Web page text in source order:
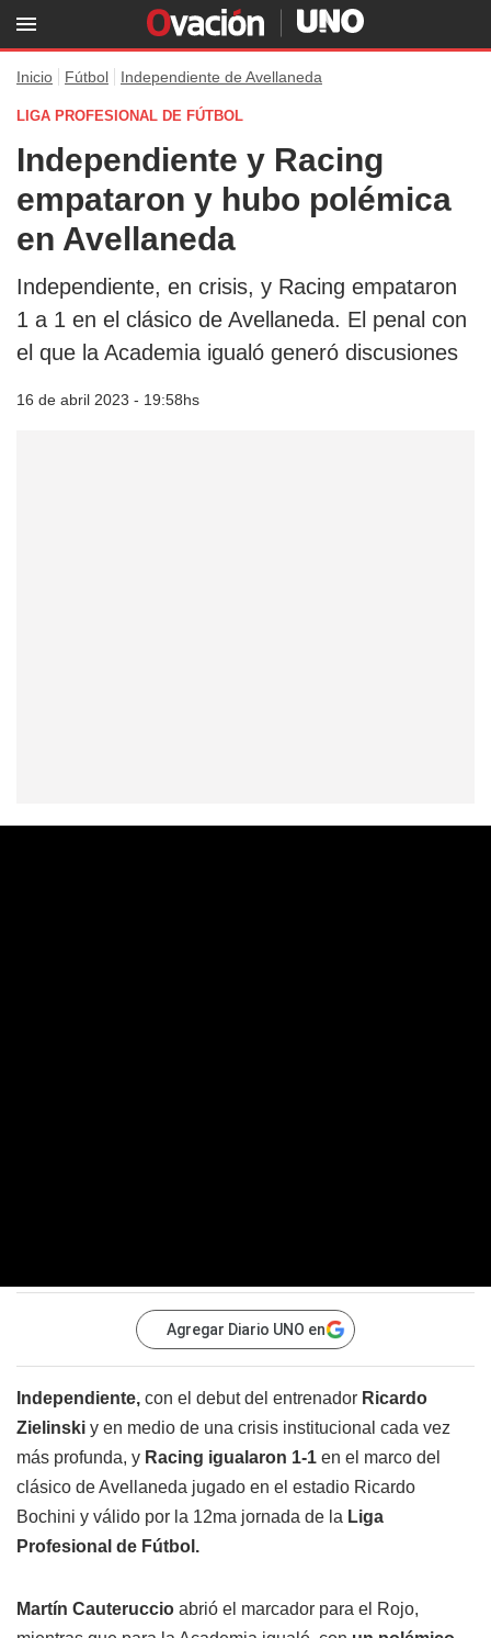
Inicio Fútbol Independiente de Avellaneda
LIGA PROFESIONAL DE FÚTBOL
Independiente y Racing
empataron y hubo polémica
en Avellaneda
Independiente, en crisis, y Racing empataron
1 a 1 en el clásico de Avellaneda. El penal con
el que la Academia igualó generó discusiones
16 de abril 2023 - 19:58hs
Agregar Diario UNO en
Independiente, con el debut del entrenador Ricardo
Zielinski y en medio de una crisis institucional cada vez
más profunda, y Racing igualaron 1-1 en el marco del
clásico de Avellaneda jugado en el estadio Ricardo
Bochini y válido por la 12ma jornada de la Liga
Profesional de Fútbol.
Martín Cauteruccio abrió el marcador para el Rojo,